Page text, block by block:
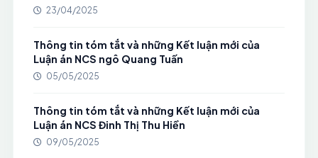
23/04/2025
Thông tin tóm tắt và những Kết luận mới của
Luận án NCS ngô Quang Tuấn
05/05/2025
Thông tin tóm tắt và những Kết luận mới của
Luận án NCS Đinh Thị Thu Hiền
09/05/2025